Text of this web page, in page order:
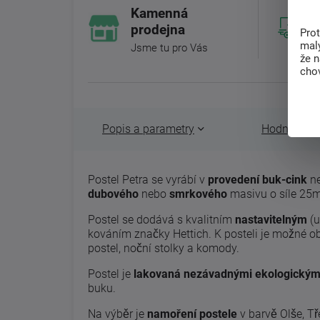
Kamenná
prodejna
Jsme tu pro Vás
Popis a parametry Hodnocení
Postel Petra se vyrábí v provedení buk-cink
dubového nebo smrkového masivu o síle
Postel se dodává s kvalitním nastavitelným
kováním značky Hettich. K posteli je možné
postel, noční stolky a komody.
Postel je lakovaná nezávadnými
buku.
Na výběr je namoření postele v barvě Olše,
že